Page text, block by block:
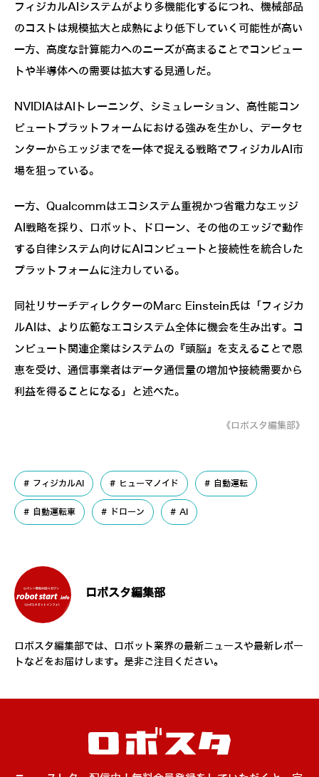
フィジカルAIシステムがより多機能化するにつれ、機械部品
のコストは規模拡大と成熟により低下していく可能性が高い
一方、高度な計算能力へのニーズが高まることでコンピュー
トや半導体への需要は拡大する見通しだ。
NVIDIAはAIトレーニング、シミュレーション、高性能コン
ピュートプラットフォームにおける強みを生かし、データセ
ンターからエッジまでを一体で捉える戦略でフィジカルAI市
場を狙っている。
一方、Qualcommはエコシステム重視かつ省電力なエッジ
AI戦略を採り、ロボット、ドローン、その他のエッジで動作
する自律システム向けにAIコンピュートと接続性を統合した
プラットフォームに注力している。
同社リサーチディレクターのMarc Einstein氏は「フィジカ
ルAIは、より広範なエコシステム全体に機会を生み出す。コ
ンピュート関連企業はシステムの『頭脳』を支えることで恩
恵を受け、通信事業者はデータ通信量の増加や接続需要から
利益を得ることになる」と述べた。
《ロボスタ編集部》
フィジカルAI ヒューマノイド 自動運転
自動運転車 ドローン AI
ロボスタ編集部
ロボスタ編集部では、ロボット業界の最新ニュースや最新レポー
トなどをお届けします。是非ご注目ください。